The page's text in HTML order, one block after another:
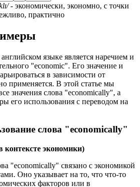
- экономически, экономно, с точки
практично
языке является наречием и
"economic". Его значение и
в зависимости от
применяется. В этой статье мы
значения слова "economically", а
его использования с переводом на
слова "economically"
контексте экономики)
"economically" связано с экономикой
Оно указывает на то, что что-то
факторов или в